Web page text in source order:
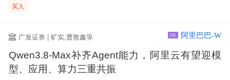
买入
广发证券 | 旷实,曹敦鑫等 HK 阿里巴巴-W
Qwen3.8-Max补齐Agent能力，阿里云有望迎模
型、应用、算力三重共振